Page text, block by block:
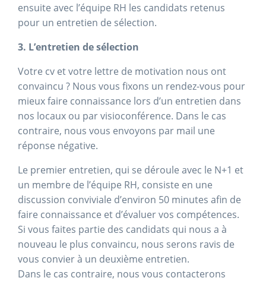
ensuite avec l’équipe RH les candidats retenus
pour un entretien de sélection.
3. L’entretien de sélection
Votre cv et votre lettre de motivation nous ont
convaincu ? Nous vous fixons un rendez-vous pour
mieux faire connaissance lors d’un entretien dans
nos locaux ou par visioconférence. Dans le cas
contraire, nous vous envoyons par mail une
réponse négative.
Le premier entretien, qui se déroule avec le N+1 et
un membre de l’équipe RH, consiste en une
discussion conviviale d’environ 50 minutes afin de
faire connaissance et d’évaluer vos compétences.
Si vous faites partie des candidats qui nous a à
nouveau le plus convaincu, nous serons ravis de
vous convier à un deuxième entretien.
Dans le cas contraire, nous vous contacterons